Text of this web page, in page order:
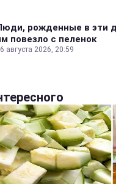
рожденные в эти
повезло с пеленок
августа 2026, 20:59